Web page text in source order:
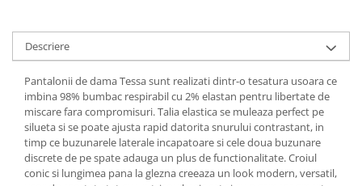
Descriere
Pantalonii de dama Tessa sunt realizati dintr-o tesatura usoara ce
imbina 98% bumbac respirabil cu 2% elastan pentru libertate de
miscare fara compromisuri. Talia elastica se muleaza perfect pe
silueta si se poate ajusta rapid datorita snurului contrastant, in
timp ce buzunarele laterale incapatoare si cele doua buzunare
discrete de pe spate adauga un plus de functionalitate. Croiul
conic si lungimea pana la glezna creeaza un look modern, versatil,